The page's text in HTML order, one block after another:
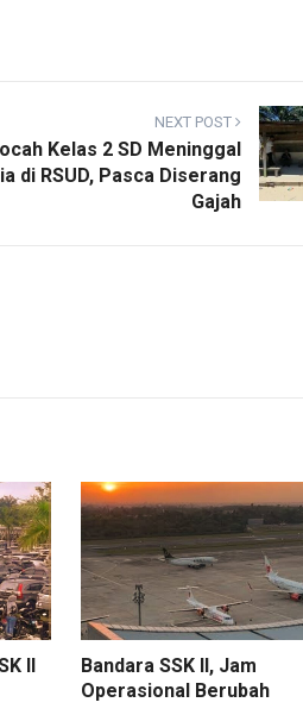
NEXT POST
Kelas 2 SD Meninggal
di RSUD, Pasca Diserang
Gajah
II
Bandara SSK II, Jam
Operasional Berubah